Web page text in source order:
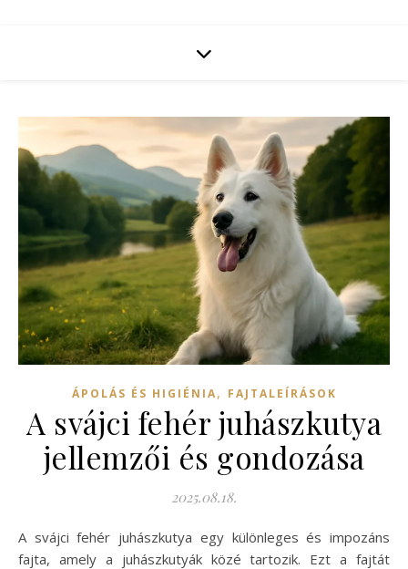
ÁPOLÁS ÉS HIGIÉNIA, FAJTALEÍRÁSOK
A svájci fehér juhászkutya
jellemzői és gondozása
2025.08.18.
A svájci fehér juhászkutya egy különleges és impozáns
fajta, amely a juhászkutyák közé tartozik. Ezt a fajtát